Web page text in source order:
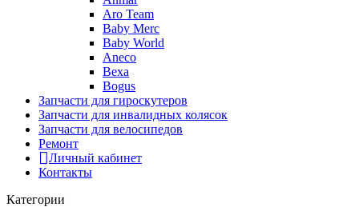
Aro Team
Baby Merc
Baby World
Aneco
Bexa
Bogus
Запчасти для гироскутеров
Запчасти для инвалидных колясок
Запчасти для велосипедов
Ремонт
Личный кабинет
Контакты
Категории